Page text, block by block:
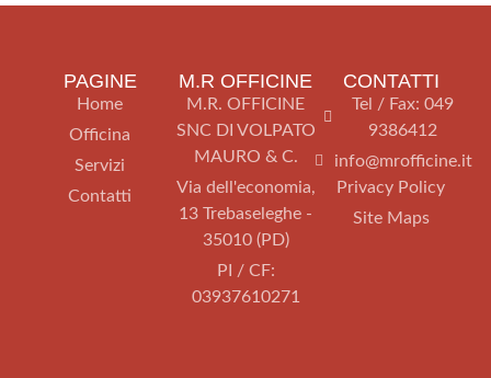
PAGINE
Home
Officina
Servizi
Contatti
M.R OFFICINE
M.R. OFFICINE
SNC DI VOLPATO
MAURO & C.
Via dell'economia,
13 Trebaseleghe -
35010 (PD)
PI / CF:
03937610271
CONTATTI
Tel / Fax: 049
9386412
info@mrofficine.it
Privacy Policy
Site Maps